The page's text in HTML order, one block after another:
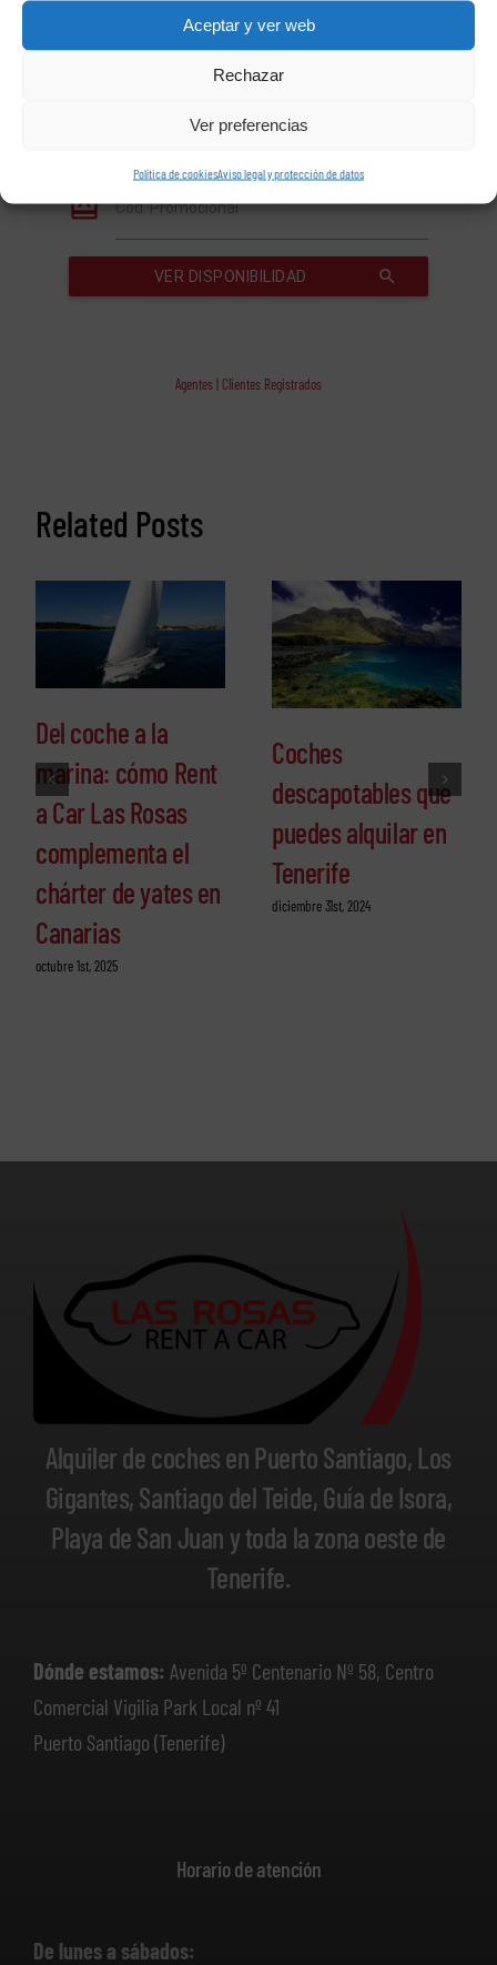
Aceptar y ver web
Rechazar
Ver preferencias
Política de cookiesAviso legal y protección de datos
Agentes | Clientes Registrados
Related Posts
Del coche a la
marina: cómo Rent
a Car Las Rosas
complementa el
chárter de yates en
Canarias
octubre 1st, 2025
Coches
descapotables que
puedes alquilar en
Tenerife
diciembre 31st, 2024
Alquiler de coches en Puerto Santiago, Los
Gigantes, Santiago del Teide, Guía de Isora,
Playa de San Juan y toda la zona oeste de
Tenerife.
Dónde estamos: Avenida 5º Centenario Nº 58, Centro
Comercial Vigilia Park Local nº 41
Puerto Santiago (Tenerife)
Horario de atención
De lunes a sábados: